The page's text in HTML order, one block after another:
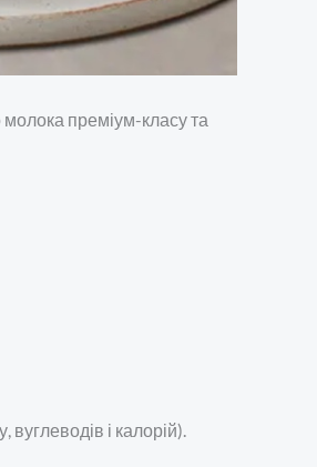
преміум-класу та
і калорій).